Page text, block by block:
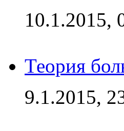
10.1.2015,
Теория
9.1.2015,